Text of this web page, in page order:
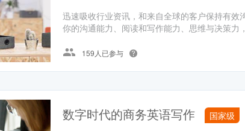
迅速吸收行业资讯，和来自全球的客户保持有
你的沟通能力、阅读和写作能力、思维与决策
159人已参与
数字时代的商务英语写作 国家级